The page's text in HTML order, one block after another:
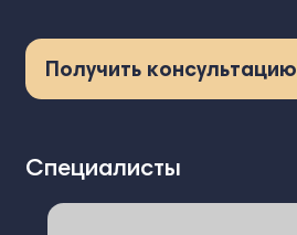
Получить консультацию
Специалисты